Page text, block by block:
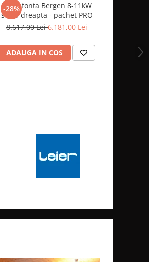
-28%
Focar fonta Bergen 8-11kW
sticla dreapta - pachet PRO
8.617,00 Lei6.181,00 Lei
ADAUGA IN COS